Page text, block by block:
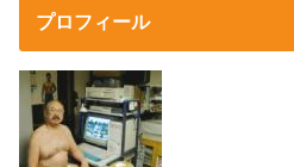
プロフィール